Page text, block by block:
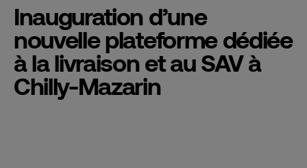
Inauguration d’une
nouvelle plateforme dédiée
à la livraison et au SAV à
Chilly-Mazarin